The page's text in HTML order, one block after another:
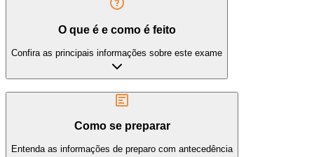
O que é e como é feito
Confira as principais informações sobre este exame
Como se preparar
Entenda as informações de preparo com antecedência